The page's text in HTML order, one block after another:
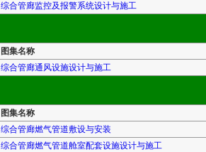
综合管廊监控及报警系统设计与施工
图集名称
综合管廊通风设施设计与施工
图集名称
综合管廊燃气管道敷设与安装
综合管廊燃气管道舱室配套设施设计与施工